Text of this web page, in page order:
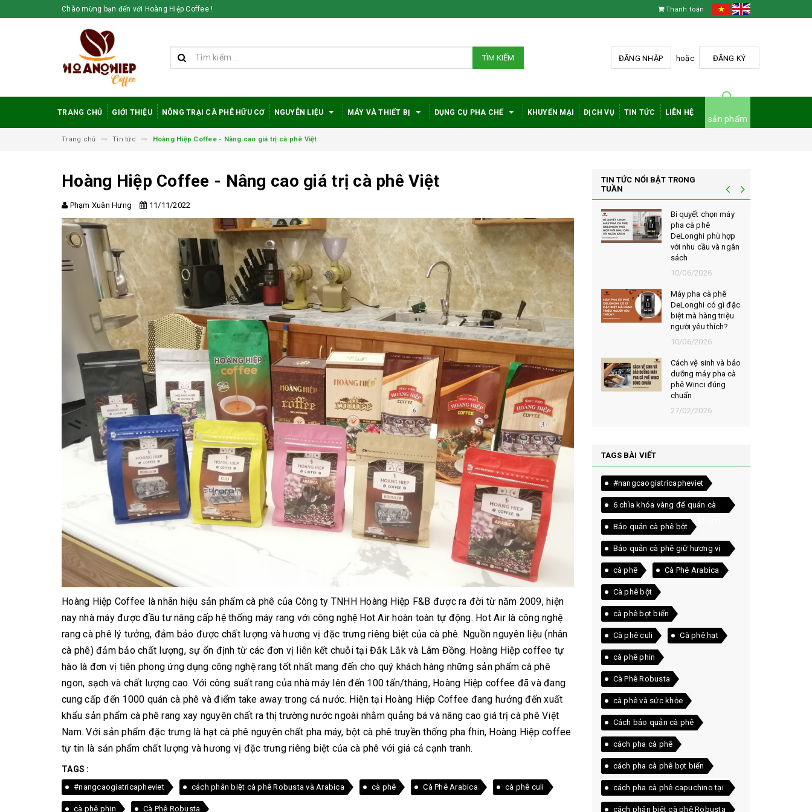
Chào mừng bạn đến với Hoàng Hiệp Coffee ! Thanh toán
TÌM KIẾM ĐĂNG NHẬP hoặc ĐĂNG KÝ
TRANG CHỦ GIỚI THIỆU NÔNG TRẠI CÀ PHÊ HỮU CƠ NGUYÊN LIỆU MÁY VÀ THIẾT BỊ DỤNG CỤ PHA CHẾ KHUYẾN MẠI DỊCH VỤ TIN TỨC LIÊN HỆ
sản phẩm
Trang chủ Tin tức Hoàng Hiệp Coffee - Nâng cao giá trị cà phê Việt
Hoàng Hiệp Coffee - Nâng cao giá trị cà phê Việt
Phạm Xuân Hưng 11/11/2022
Hoàng Hiệp Coffee là nhãn hiệu sản phẩm cà phê của Công ty TNHH Hoàng Hiệp F&B được ra đời từ năm 2009, hiện
nay nhà máy được đầu tư nâng cấp hệ thống máy rang với công nghệ Hot Air hoàn toàn tự động. Hot Air là công nghệ
rang cà phê lý tưởng, đảm bảo được chất lượng và hương vị đặc trưng riêng biệt của cà phê. Nguồn nguyên liệu (nhân
cà phê) đảm bảo chất lượng, sự ổn định từ các đơn vị liên kết chuỗi tại Đắk Lắk và Lâm Đồng. Hoàng Hiệp coffee tự
hào là đơn vị tiên phong ứng dụng công nghệ rang tốt nhất mang đến cho quý khách hàng những sản phẩm cà phê
ngon, sạch và chất lượng cao. Với công suất rang của nhà máy lên đến 100 tấn/tháng, Hoàng Hiệp coffee đã và đang
cung cấp đến 1000 quán cà phê và điểm take away trong cả nước. Hiện tại Hoàng Hiệp Coffee đang hướng đến xuất
khẩu sản phẩm cà phê rang xay nguyên chất ra thị trường nước ngoài nhằm quảng bá và nâng cao giá trị cà phê Việt
Nam. Với sản phẩm đặc trưng là hạt cà phê nguyên chất pha máy, bột cà phê truyền thống pha fhin, Hoàng Hiệp coffee
tự tin là sản phẩm chất lượng và hương vị đặc trưng riêng biệt của cà phê với giá cả cạnh tranh.
TAGS :
#nangcaogiatricapheviet cách phân biệt cà phê Robusta và Arabica cà phê Cà Phê Arabica cà phê culi
cà phê phin Cà Phê Robusta
TIN TỨC NỔI BẬT TRONG
TUẦN
robusta rang mộc
được đánh giá cao
trong giới sành cà
phê?
10/06/2026
Bí quyết chọn mua
cà phê hạt rang
mộc thơm ngon,
chuẩn vị
10/06/2026
Những tiêu chí đánh
giá một loại bột cà
phê nguyên chất
ngon
10/06/2026
pha cà phê
DeLonghi phù hợp
với nhu cầu và ngân
sách
10/06/2026
Máy pha cà phê
DeLonghi có gì đặc
biệt mà hàng triệu
người yêu thích?
10/06/2026
Cách vệ sinh và bảo
dưỡng máy pha cà
phê Winci đúng
chuẩn
27/02/2026
robusta rang mộc
trong giới sành cà
phê?
10/06/2026
Bí quyết chọn mua
cà phê hạt rang
mộc thơm ngon,
chuẩn vị
10/06/2026
Những tiêu chí đánh
giá một loại bột cà
phê nguyên chất
ngon
10/06/2026
Bí quyết chọn máy
pha cà phê
DeLonghi phù hợp
với nhu cầu và ngân
sách
10/06/2026
Máy pha cà phê
DeLonghi có gì đặc
biệt mà hàng triệu
người yêu thích?
10/06/2026
Cách vệ sinh và bảo
dưỡng máy pha cà
phê Winci đúng
chuẩn
27/02/2026
TAGS BÀI VIẾT
#nangcaogiatricapheviet
6 chìa khóa vàng để quán cà
phê của bạn luôn đông khách
Bảo quản cà phê bột
Bảo quản cà phê giữ hương vị
lâu nhất
cà phê Cà Phê Arabica
Cà phê bột
cà phê bọt biển
Cà phê culi Cà phê hạt
cà phê phin
Cà Phê Robusta
cà phê và sức khỏe
Cách bảo quản cà phê
cách pha cà phê
cách pha cà phê bọt biển
cách pha cà phê capuchino tại
nhà
cách phân biệt cà phê Robusta